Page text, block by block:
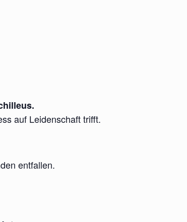
auf Leidenschaft trifft.
entfallen.